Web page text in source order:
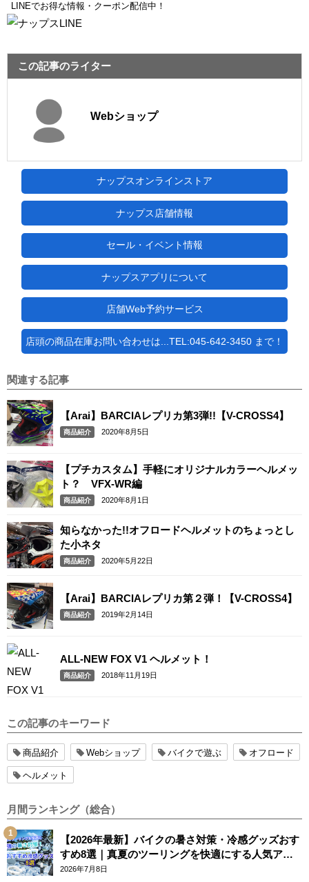
LINEでお得な情報・クーポン配信中！
この記事のライター
Webショップ
ナップスオンラインストア
ナップス店舗情報
セール・イベント情報
ナップスアプリについて
店舗Web予約サービス
店頭の商品在庫お問い合わせは...TEL:045-642-3450 まで！
関連する記事
【Arai】BARCIAレプリカ第3弾!!【V-CROSS4】
商品紹介 2020年8月5日
【プチカスタム】手軽にオリジナルカラーヘルメッ
ト？ VFX-WR編
商品紹介 2020年8月1日
知らなかった!!オフロードヘルメットのちょっとし
た小ネタ
商品紹介 2020年5月22日
【Arai】BARCIAレプリカ第２弾！【V-CROSS4】
商品紹介 2019年2月14日
ALL-NEW FOX V1 ヘルメット！
商品紹介 2018年11月19日
この記事のキーワード
商品紹介 Webショップ バイクで遊ぶ オフロード
ヘルメット
月間ランキング（総合）
【2026年最新】バイクの暑さ対策・冷感グッズおす
すめ8選｜真夏のツーリングを快適にする人気アイ
テム
2026年7月8日